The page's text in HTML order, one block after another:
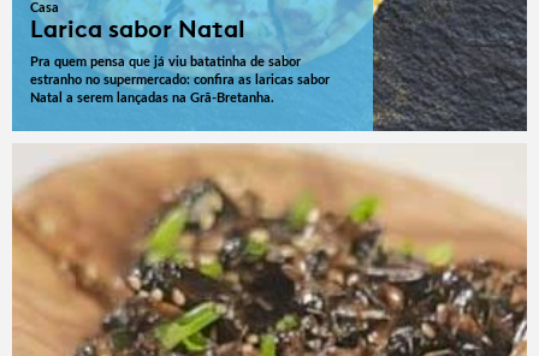
Casa
Larica sabor Natal
Pra quem pensa que já viu batatinha de sabor
estranho no supermercado: confira as laricas sabor
Natal a serem lançadas na Grã-Bretanha.